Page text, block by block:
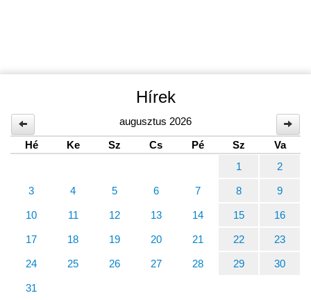
Hírek
augusztus 2026
Hé
Ke Sz Cs Pé Sz
Va
1
2
3 4 5 6 7 8 9
10 11 12 13 14 15 16
17 18 19 20 21 22 23
24 25 26 27 28 29 30
31